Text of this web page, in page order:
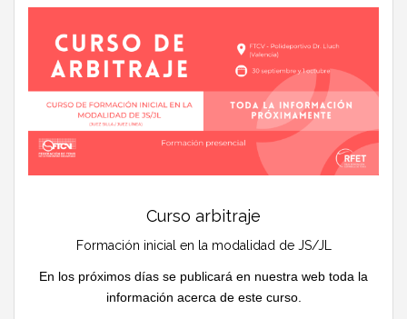
Curso arbitraje
Formación inicial en la modalidad de JS/JL
En los próximos días se publicará en nuestra web toda la
información acerca de este curso.